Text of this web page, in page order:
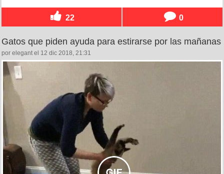
22 0
Gatos que piden ayuda para estirarse por las mañanas
por elegant el 12 dic 2018, 21:31